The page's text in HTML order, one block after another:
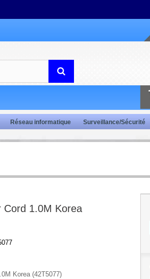
Réseau informatique Surveillance/Sécurité
Cord 1.0M Korea
Korea (42T5077)